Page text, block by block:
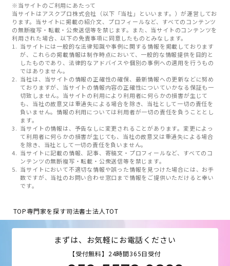
※当サイトのご利用にあたって
当サイトはアスクプロ株式会社（以下「当社」といいます。）が運営してお
ります。当サイトに掲載の紹介文、プロフィールなど、すべてのコンテンツ
の無断複写・転載・公衆送信等を禁じます。また、当サイトのコンテンツを
利用された場合、以下の免責事項に同意したものとみなします。
当サイトには一般的な法律知識や事例に関する情報を掲載しております
が、これらの掲載情報は制作時点において、一般的な情報提供を目的と
したものであり、法律的なアドバイスや個別の事例への適用を行うもの
ではありません。
当社は、当サイトの情報の正確性の確保、最新情報への更新などに努め
ておりますが、当サイトの情報内容の正確性についていかなる保証も一
切致しません。当サイトの利用により利用者に何らかの損害が生じて
も、当社の故意又は重過失による場合を除き、当社として一切の責任を
負いません。情報の利用については利用者が一切の責任を負うこととし
ます。
当サイトの情報は、予告なしに変更されることがあります。変更によっ
て利用者に何らかの損害が生じても、当社の故意又は重過失による場合
を除き、当社として一切の責任を負いません。
当サイトに記載の情報、記事、寄稿文・プロフィールなど、すべてのコ
ンテンツの無断複写・転載・公衆送信等を禁じます。
当サイトにおいて不適切な情報や誤った情報を見つけた場合には、お手
数ですが、当社のお問い合わせ窓口まで情報をご提供いただけると幸い
です。
TOP専門家を探す司法書士法人TOT
まずは、お気軽にお電話ください
【受付無料】24時間365日受付